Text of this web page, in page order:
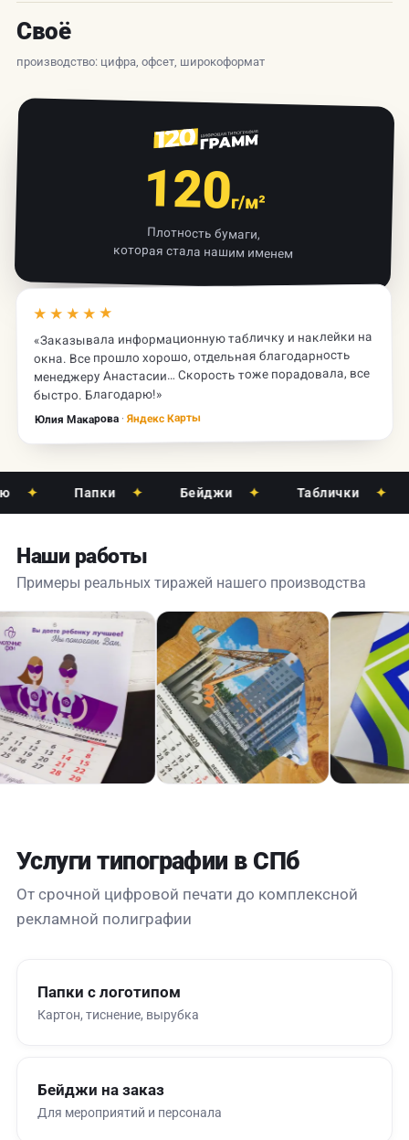
Своё
производство: цифра, офсет, широкоформат
120г/м²
Плотность бумаги,
которая стала нашим именем
★★★★★
«Заказывала информационную табличку и наклейки на
окна. Все прошло хорошо, отдельная благодарность
менеджеру Анастасии… Скорость тоже порадовала, все
быстро. Благодарю!»
Юлия Макарова· Яндекс Карты
✦ Папки ✦ Бейджи ✦ Таблички ✦
Наши работы
Примеры реальных тиражей нашего производства
Услуги типографии в СПб
От срочной цифровой печати до комплексной
рекламной полиграфии
Папки с логотипом
Картон, тиснение, вырубка
Бейджи на заказ
Для мероприятий и персонала